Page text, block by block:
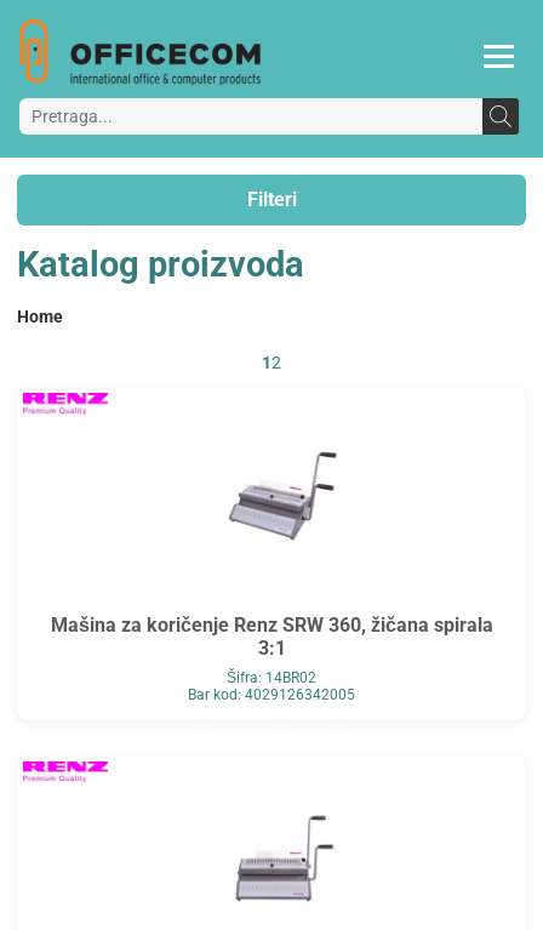
Filteri
Katalog proizvoda
Home
12
Mašina za koričenje Renz SRW 360, žičana spirala
3:1
Šifra: 14BR02
Bar kod: 4029126342005